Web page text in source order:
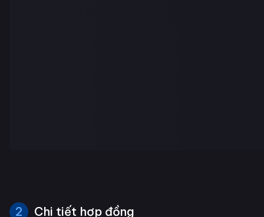
2 Chi tiết hợp đồng